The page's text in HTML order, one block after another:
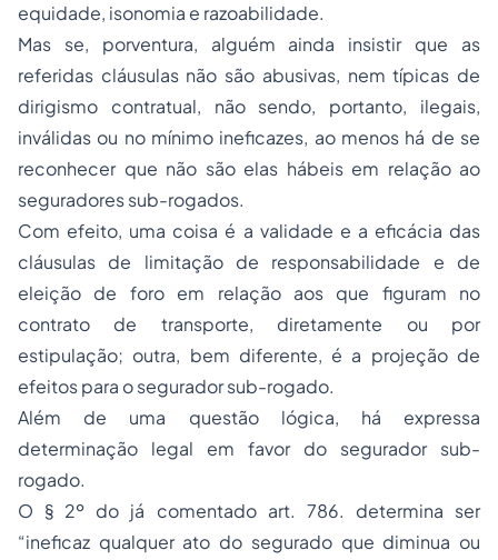
equidade, isonomia e razoabilidade.
Mas se, porventura, alguém ainda insistir que as
referidas cláusulas não são abusivas, nem típicas de
dirigismo contratual, não sendo, portanto, ilegais,
inválidas ou no mínimo ineficazes, ao menos há de se
reconhecer que não são elas hábeis em relação ao
seguradores sub-rogados.
Com efeito, uma coisa é a validade e a eficácia das
cláusulas de limitação de responsabilidade e de
eleição de foro em relação aos que figuram no
contrato de transporte, diretamente ou por
estipulação; outra, bem diferente, é a projeção de
efeitos para o segurador sub-rogado.
Além de uma questão lógica, há expressa
determinação legal em favor do segurador sub-
rogado.
O § 2º do já comentado art. 786. determina ser
“ineficaz qualquer ato do segurado que diminua ou